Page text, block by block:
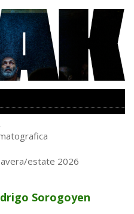
estate 2026
Sorogoyen